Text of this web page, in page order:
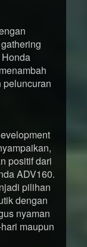
peluncuran
positif dari
ADV160.
pilihan
dengan
nyaman
maupun